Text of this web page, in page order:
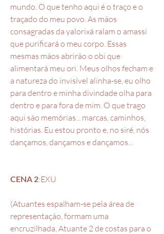
mundo. O que tenho aqui é o traço e o
traçado do meu povo. As mãos
consagradas da yalorixá ralam o amassi
que purificará o meu corpo. Essas
mesmas mãos abrirão o obi que
alimentará meu ori. Meus olhos fecham e
a natureza do invisível alinha-se, eu olho
para dentro e minha divindade olha para
dentro e para fora de mim. O que trago
aqui são memórias... marcas, caminhos,
histórias. Eu estou pronto e, no siré, nós
dançamos, dançamos e dançamos...
CENA 2:EXU
(Atuantes espalham-se pela área de
representação, formam uma
encruzilhada, Atuante 2 de costas para o